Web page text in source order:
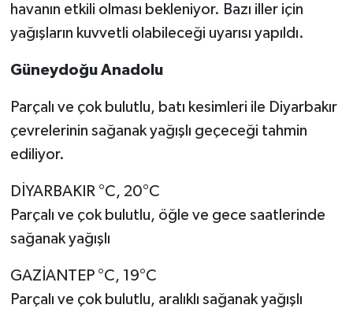
havanın etkili olması bekleniyor. Bazı iller için
yağışların kuvvetli olabileceği uyarısı yapıldı.
Güneydoğu Anadolu
Parçalı ve çok bulutlu, batı kesimleri ile Diyarbakır
çevrelerinin sağanak yağışlı geçeceği tahmin
ediliyor.
DİYARBAKIR °C, 20°C
Parçalı ve çok bulutlu, öğle ve gece saatlerinde
sağanak yağışlı
GAZİANTEP °C, 19°C
Parçalı ve çok bulutlu, aralıklı sağanak yağışlı
Video Haber
Yaşam
Yemek